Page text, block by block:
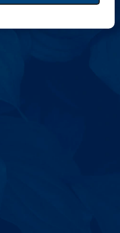
UVA. 47011 -